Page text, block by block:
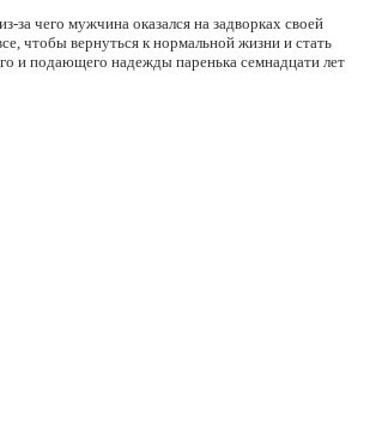
за чего мужчина оказался на задворках своей
чтобы вернуться к нормальной жизни и стать
и подающего надежды паренька семнадцати лет